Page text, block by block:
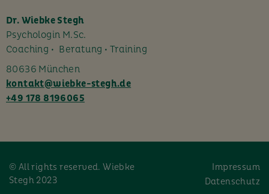
e
e
r
.
Dr. Wiebke Stegh
Psychologin M.Sc.
Coaching • Beratung • Training
80636 München
kontakt@wiebke-stegh.de
+49 178 8196065
Impressum
Datenschutz
© All rights reserved. Wiebke
Stegh 2023